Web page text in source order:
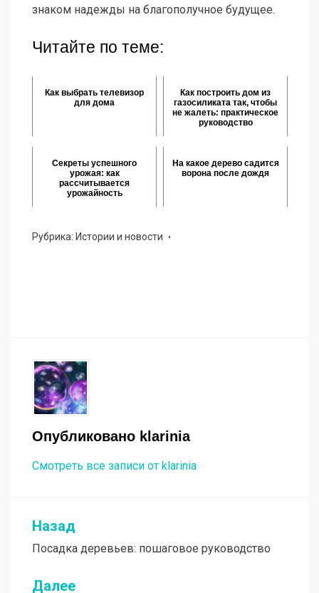
знаком надежды на благополучное будущее.
Читайте по теме:
Как выбрать телевизор
для дома
Как построить дом из
газосиликата так, чтобы
не жалеть: практическое
руководство
Секреты успешного
урожая: как
рассчитывается
урожайность
На какое дерево садится
ворона после дождя
Рубрика: Истории и новости
Опубликовано klarinia
Смотреть все записи от klarinia
Навигация
по
записям
Назад
Посадка деревьев: пошаговое руководство
Далее